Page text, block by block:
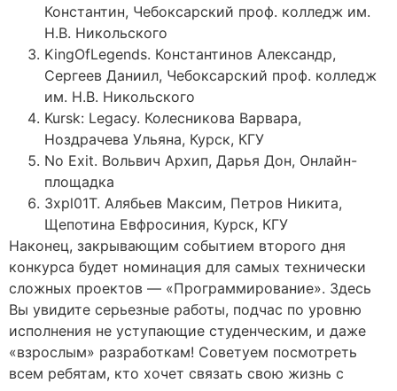
Константин, Чебоксарский проф. колледж им.
Н.В. Никольского
KingOfLegends. Константинов Александр,
Сергеев Даниил, Чебоксарский проф. колледж
им. Н.В. Никольского
Kursk: Legacy. Колесникова Варвара,
Ноздрачева Ульяна, Курск, КГУ
No Exit. Вольвич Архип, Дарья Дон, Онлайн-
площадка
3xpl01T. Алябьев Максим, Петров Никита,
Щепотина Евфросиния, Курск, КГУ
Наконец, закрывающим событием второго дня
конкурса будет номинация для самых технически
сложных проектов — «Программирование». Здесь
Вы увидите серьезные работы, подчас по уровню
исполнения не уступающие студенческим, и даже
«взрослым» разработкам! Советуем посмотреть
всем ребятам, кто хочет связать свою жизнь с